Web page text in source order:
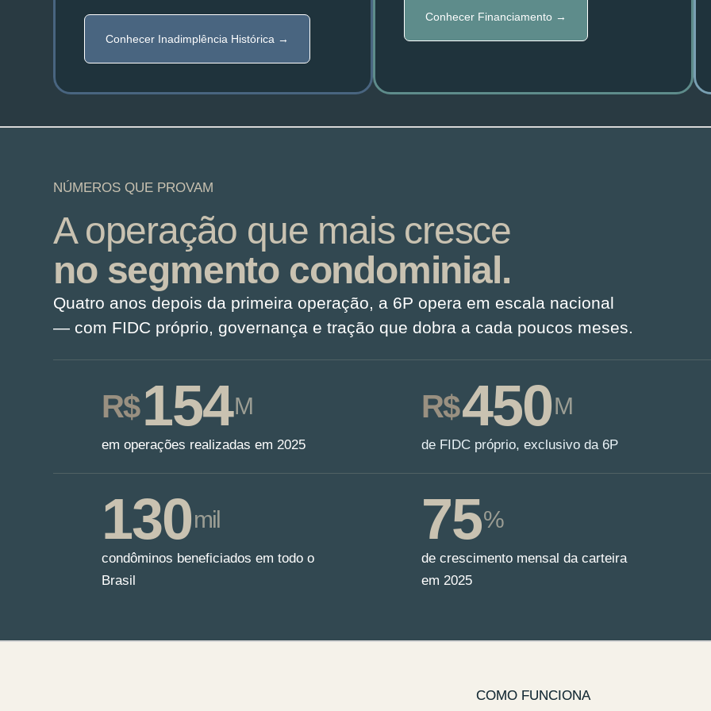
Conhecer Inadimplência Histórica →
Conhecer Financiamento →
NÚMEROS QUE PROVAM
A operação que mais cresce
no segmento condominial.
Quatro anos depois da primeira operação, a 6P opera em escala nacional
— com FIDC próprio, governança e tração que dobra a cada poucos meses.
R$154M
em operações realizadas em 2025
R$450M
de FIDC próprio, exclusivo da 6P
130mil
condôminos beneficiados em todo o
Brasil
75%
de crescimento mensal da carteira
em 2025
COMO FUNCIONA